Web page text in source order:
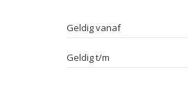
Geldig vanaf
Geldig t/m